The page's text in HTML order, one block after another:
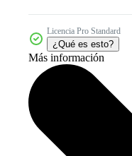
Licencia Pro Standard
¿Qué es esto?
Más información